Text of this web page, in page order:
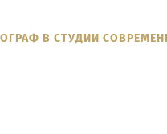
В СТУДИИ